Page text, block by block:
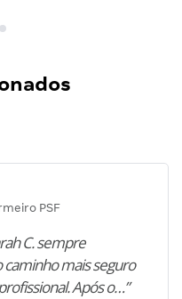
PSF
C. sempre
mais seguro
Após o…”